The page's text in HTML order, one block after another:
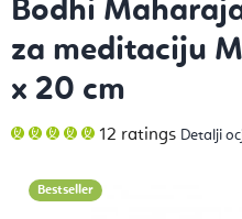
Bodhi
za meditaciju
x 20 cm
Prosječna
ocjena
5,0
od
12 ratings Detalji
Bestseller